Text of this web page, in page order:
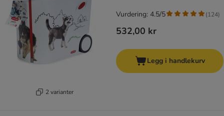
2 varianter
532,00 kr
Vurdering: 4.5/5 (124)
Legg i handlekurv